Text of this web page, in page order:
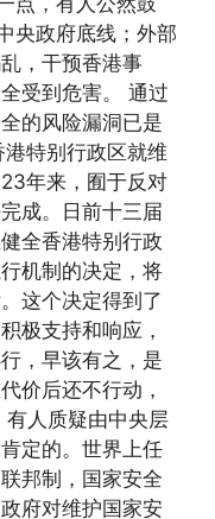
央政府底线；外部
，干预香港事
受到危害。 通过
的风险漏洞已是
特别行政区就维
年来，囿于反对
成。日前十三届
全香港特别行政
机制的决定，将
这个决定得到了
极支持和响应，
，早该有之，是
价后还不行动，
人质疑由中央层
定的。世界上任
邦制，国家安全
府对维护国家安